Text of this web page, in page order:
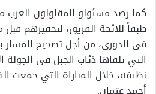
كما رصد مسئولو المقاولون العرب
طبقاً للائحة الفريق، لتحفيزهم قبل
فى الدوري، من أجل تصحيح المسار
التي تلقاها ذئاب الجبل فى الجولة
نظيفة، خلال المباراة التي جمعت